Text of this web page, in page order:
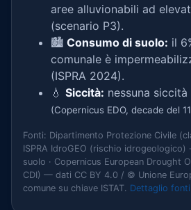
aree alluvionabili ad
(scenario P3).
🏙️ Consumo di suolo: il
comunale è
(ISPRA 2024).
💧 Siccità: nessuna
(Copernicus EDO, decade del
Fonti: Dipartimento Protezione Civile
ISPRA IdroGEO (rischio idrogeologico)
suolo · Copernicus European Drought
CDI) — dati CC BY 4.0 / © Unione
comune su chiave ISTAT. Dettaglio fonti